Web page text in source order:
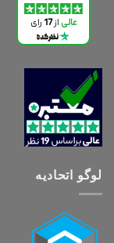
لوگو اتحادیه